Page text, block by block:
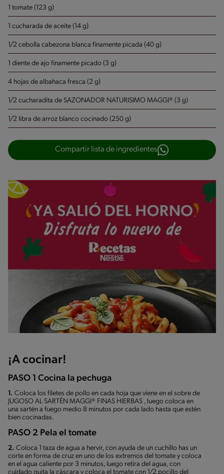
1 tomate (123 g)
1 cucharada de aceite (14 g)
1/2 cebolla cabezona blanca finamente picada (40 g)
1 diente de ajo finamente picado (3 g)
4 hojas de albahaca fresca (2 g)
1/2 cucharadita de SAZONADOR NATURISIMO MAGGI® (3 g)
1/2 libra de arroz blanco cocinado (250 g)
Compartir lista de ingredientes
¡A cocinar!
PASO 1 Cocina la pechuga
1. Coloca los filetes de pollo en cada hoja que viene en el sobre de
JUGOSO AL SARTÉN MAGGI® FINAS HIERBAS , luego coloca en
una sartén a fuego medio 8 minutos por cada lado hasta que estén
bien cocinadas.
PASO 2 Pela el tomate
2. Coloca 1 taza de agua a hervir, con ayuda de un cuchillo has un
corte en forma de cruz en uno de los extremos del tomate y coloca
en el agua caliente por 3 minutos, luego retira del agua, con
cuidado quita la cáscara y coloca el tomate con 1/2 pocillo del